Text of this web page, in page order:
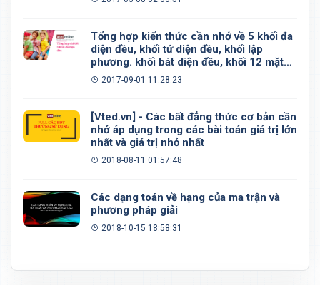
Tổng hợp kiến thức cần nhớ về 5 khối đa
diện đều, khối tứ diện đều, khối lập
phương. khối bát diện đều, khối 12 mặt
đều, khối 20 mặt đều
2017-09-01 11:28:23
[Vted.vn] - Các bất đẳng thức cơ bản cần
nhớ áp dụng trong các bài toán giá trị lớn
nhất và giá trị nhỏ nhất
2018-08-11 01:57:48
Các dạng toán về hạng của ma trận và
phương pháp giải
2018-10-15 18:58:31